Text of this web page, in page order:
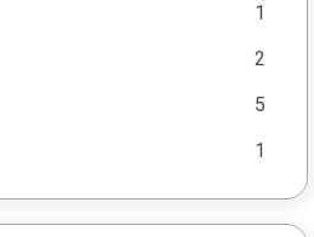
1
2
5
1